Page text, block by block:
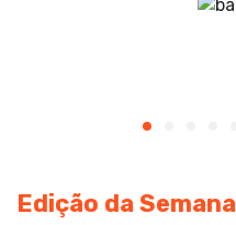
Edição da Semana